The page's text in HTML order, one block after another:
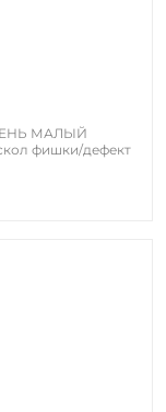
МАЛЫЙ
фишки/дефект